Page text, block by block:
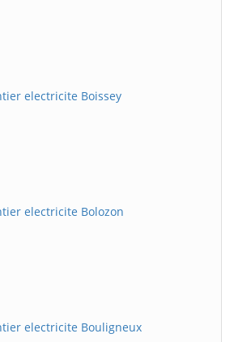
electricite Boissey
electricite Bolozon
electricite Bouligneux